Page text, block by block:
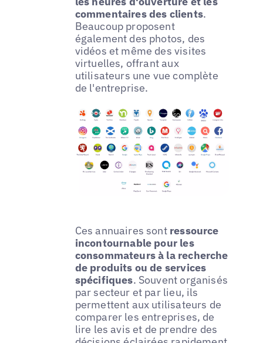
commentaires des clients.
Beaucoup proposent
également des photos, des
vidéos et même des visites
virtuelles, offrant aux
utilisateurs une vue complète
de l'entreprise.
Ces annuaires sont ressource
incontournable pour les
consommateurs à la recherche
de produits ou de services
spécifiques. Souvent organisés
par secteur et par lieu, ils
permettent aux utilisateurs de
comparer les entreprises, de
lire les avis et de prendre des